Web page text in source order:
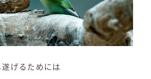
げるためには